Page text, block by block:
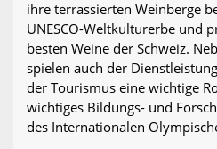
ihre terrassierten Weinberge
UNESCO-Weltkulturerbe und
besten Weine der Schweiz.
spielen auch der
der Tourismus eine wichtige
wichtiges Bildungs- und
des Internationalen